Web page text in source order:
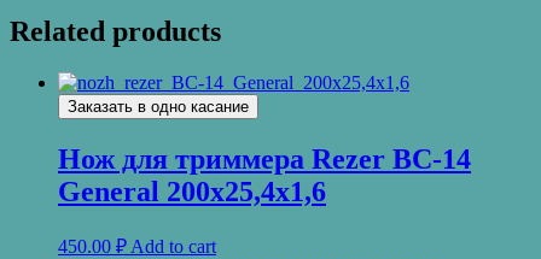
Related products
Заказать в одно касание
Нож для триммера Rezer ВС-14
General 200х25,4х1,6
450.00 ₽ Add to cart